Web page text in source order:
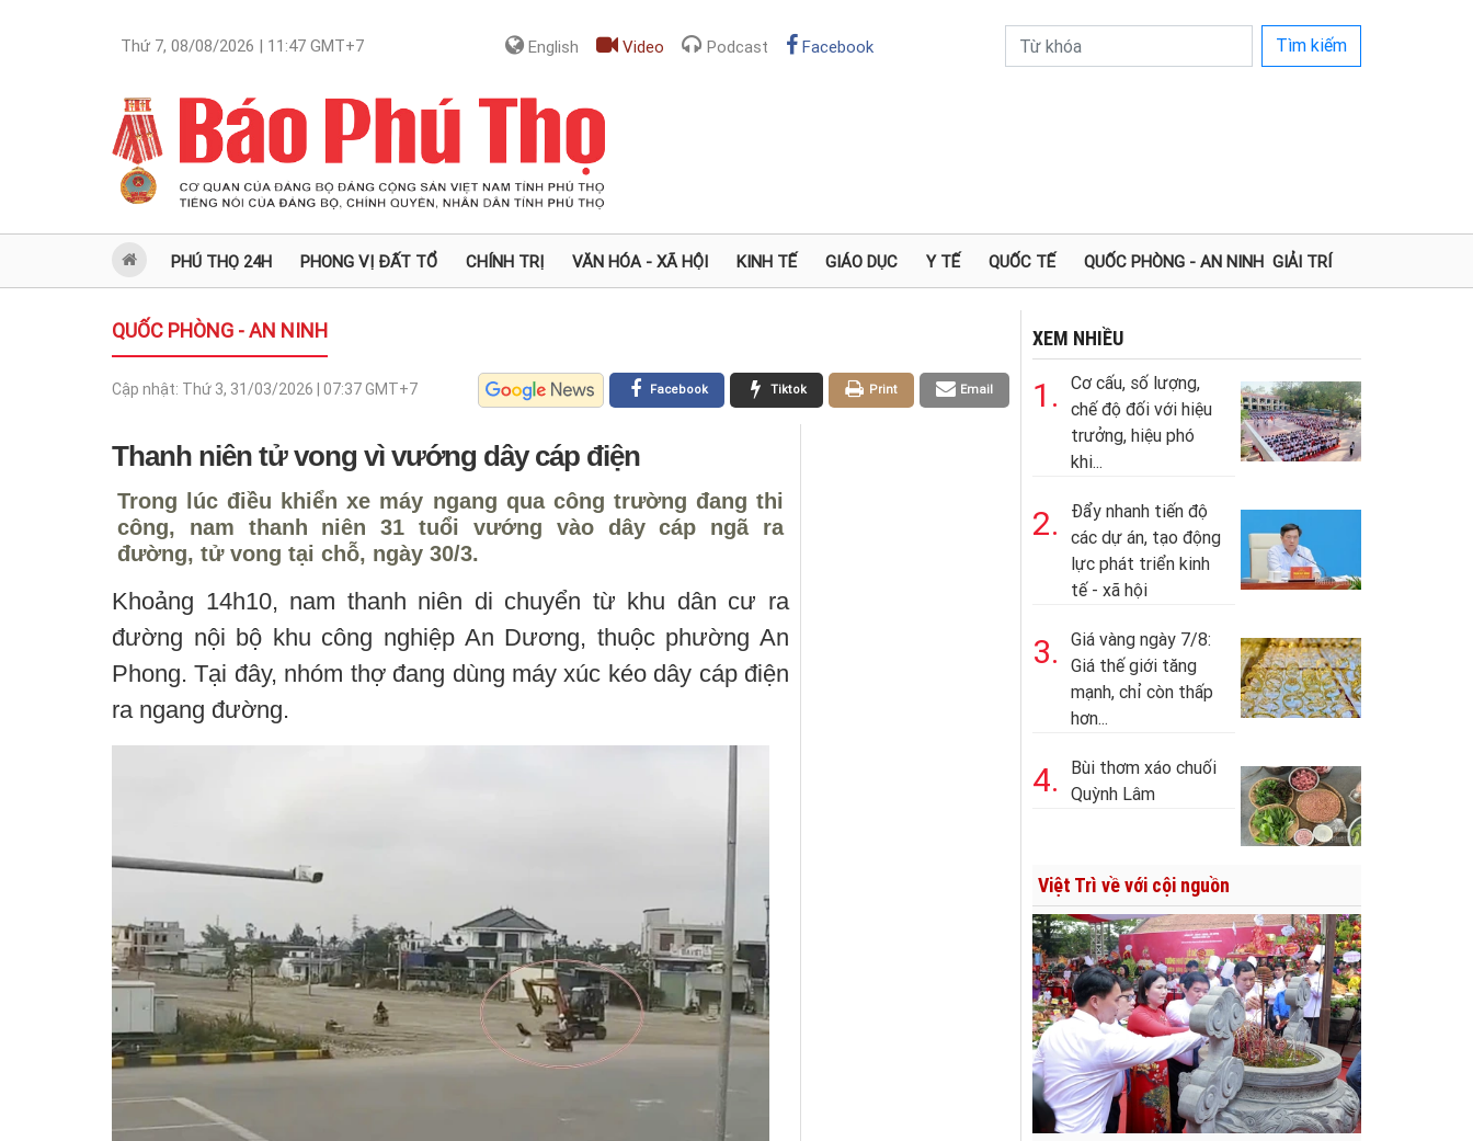
Thứ 7, 08/08/2026 | 11:47 GMT+7 English Video Podcast Facebook Tìm kiếm
PHÚ THỌ 24H PHONG VỊ ĐẤT TỔ CHÍNH TRỊ VĂN HÓA - XÃ HỘI KINH TẾ GIÁO DỤC Y TẾ QUỐC TẾ QUỐC PHÒNG - AN NINH GIẢI TRÍ
QUỐC PHÒNG - AN NINH
Cập nhật: Thứ 3, 31/03/2026 | 07:37GMT+7 Email
Print
Tiktok
Facebook
Thanh niên tử vong vì vướng dây cáp điện
Trong lúc điều khiển xe máy ngang qua công trường đang thi
công, nam thanh niên 31 tuổi vướng vào dây cáp ngã ra
đường, tử vong tại chỗ, ngày 30/3.
Khoảng 14h10, nam thanh niên di chuyển từ khu dân cư ra
đường nội bộ khu công nghiệp An Dương, thuộc phường An
Phong. Tại đây, nhóm thợ đang dùng máy xúc kéo dây cáp điện
ra ngang đường.
XEM NHIỀU
1.
Cơ cấu, số lượng,
chế độ đối với hiệu
trưởng, hiệu phó
khi...
2.
Đẩy nhanh tiến độ
các dự án, tạo động
lực phát triển kinh
tế - xã hội
3.
Giá vàng ngày 7/8:
Giá thế giới tăng
mạnh, chỉ còn thấp
hơn...
4.
Bùi thơm xáo chuối
Quỳnh Lâm
Việt Trì về với cội nguồn